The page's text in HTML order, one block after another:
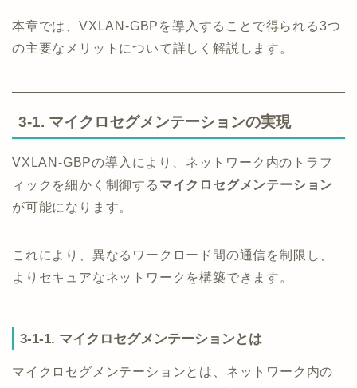
本章では、VXLAN-GBPを導入することで得られる3つ
の主要なメリットについて詳しく解説します。
3-1. マイクロセグメンテーションの実現
VXLAN-GBPの導入により、ネットワーク内のトラフ
ィックを細かく制御する マイクロセグメンテーション
が可能になります。
これにより、異なるワークロード間の通信を制限し、
よりセキュアなネットワークを構築できます。
3-1-1. マイクロセグメンテーションとは
マイクロセグメンテーションとは、ネットワーク内の